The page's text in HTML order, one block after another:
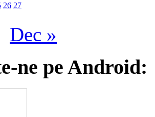
26 27
Dec »
ne pe Android: